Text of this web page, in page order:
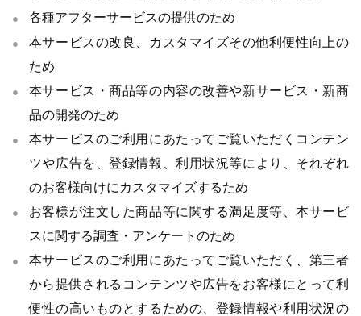
各種アフターサービスの提供のため
本サービスの改良、カスタマイズその他利便性向上の
ため
本サービス・商品等の内容の改善や新サービス・新商
品の開発のため
本サービスのご利用にあたってご覧いただくコンテン
ツや広告を、登録情報、利用状況等により、それぞれ
のお客様向けにカスタマイズするため
お客様が注文した商品等に関する満足度等、本サービ
スに関する調査・アンケートのため
本サービスのご利用にあたってご覧いただく、第三者
から提供されるコンテンツや広告をお客様にとって利
便性の高いものとするための、登録情報や利用状況の